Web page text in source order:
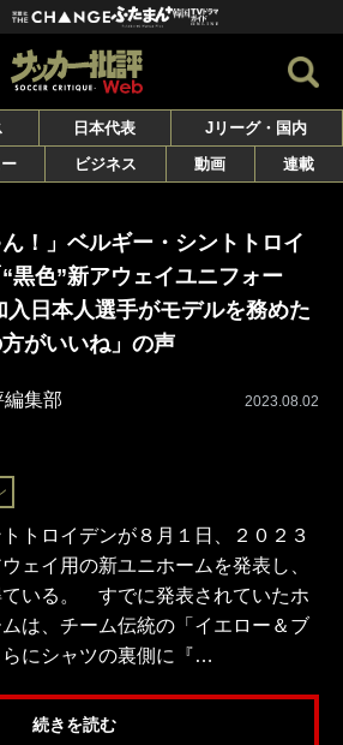
日本代表
Jリーグ・国内
ビジネス 動画 連載
ん！」ベルギー・シントトロイ
黒色”新アウェイユニフォー
入日本人選手がモデルを務めた
がいいね」の声
集部 2023.08.02
トロイデンが８月１日、２０２３
ェイ用の新ユニホームを発表し、
ている。 すでに発表されていたホ
は、チーム伝統の「イエロー＆ブ
にシャツの裏側に『…
続きを読む